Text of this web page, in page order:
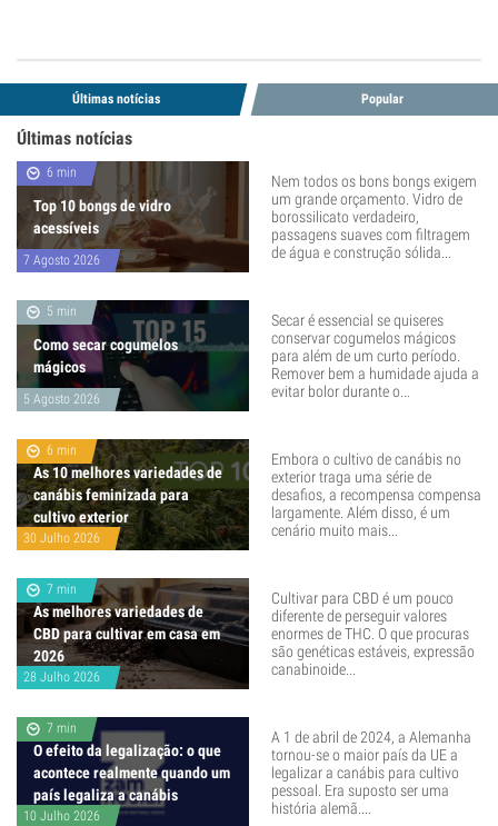
Últimas notícias Popular
Últimas notícias
6 min
Top 10 bongs de vidro
acessíveis
7 Agosto 2026
Nem todos os bons bongs exigem
um grande orçamento. Vidro de
borossilicato verdadeiro,
passagens suaves com filtragem
de água e construção sólida...
5 min
Como secar cogumelos
mágicos
5 Agosto 2026
Secar é essencial se quiseres
conservar cogumelos mágicos
para além de um curto período.
Remover bem a humidade ajuda a
evitar bolor durante o...
6 min
As 10 melhores variedades de
canábis feminizada para
cultivo exterior
30 Julho 2026
Embora o cultivo de canábis no
exterior traga uma série de
desafios, a recompensa compensa
largamente. Além disso, é um
cenário muito mais...
7 min
As melhores variedades de
CBD para cultivar em casa em
2026
28 Julho 2026
Cultivar para CBD é um pouco
diferente de perseguir valores
enormes de THC. O que procuras
são genéticas estáveis, expressão
canabinoide...
7 min
O efeito da legalização: o que
acontece realmente quando um
país legaliza a canábis
10 Julho 2026
A 1 de abril de 2024, a Alemanha
tornou-se o maior país da UE a
legalizar a canábis para cultivo
pessoal. Era suposto ser uma
história alemã....